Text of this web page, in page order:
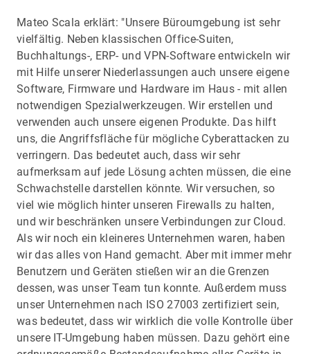
Mateo Scala erklärt: "Unsere Büroumgebung ist sehr
vielfältig. Neben klassischen Office-Suiten,
Buchhaltungs-, ERP- und VPN-Software entwickeln wir
mit Hilfe unserer Niederlassungen auch unsere eigene
Software, Firmware und Hardware im Haus - mit allen
notwendigen Spezialwerkzeugen. Wir erstellen und
verwenden auch unsere eigenen Produkte. Das hilft
uns, die Angriffsfläche für mögliche Cyberattacken zu
verringern. Das bedeutet auch, dass wir sehr
aufmerksam auf jede Lösung achten müssen, die eine
Schwachstelle darstellen könnte. Wir versuchen, so
viel wie möglich hinter unseren Firewalls zu halten,
und wir beschränken unsere Verbindungen zur Cloud.
Als wir noch ein kleineres Unternehmen waren, haben
wir das alles von Hand gemacht. Aber mit immer mehr
Benutzern und Geräten stießen wir an die Grenzen
dessen, was unser Team tun konnte. Außerdem muss
unser Unternehmen nach ISO 27003 zertifiziert sein,
was bedeutet, dass wir wirklich die volle Kontrolle über
unsere IT-Umgebung haben müssen. Dazu gehört eine